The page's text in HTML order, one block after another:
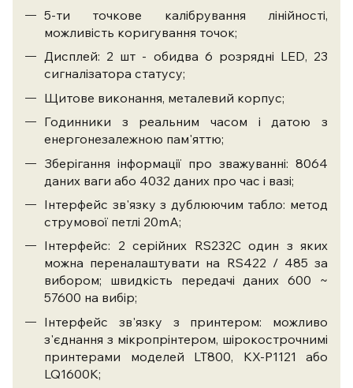
5-ти точкове калібрування лінійності,
можливість коригування точок;
Дисплей: 2 шт - обидва 6 розрядні LED, 23
сигналізатора статусу;
Щитове виконання, металевий корпус;
Годинники з реальним часом і датою з
енергонезалежною пам'яттю;
Зберігання інформації про зважуванні: 8064
даних ваги або 4032 даних про час і вазі;
Інтерфейс зв'язку з дублюючим табло: метод
струмової петлі 20mA;
Інтерфейс: 2 серійних RS232C один з яких
можна переналаштувати на RS422 / 485 за
вибором; швидкість передачі даних 600 ~
57600 на вибір;
Інтерфейс зв'язку з принтером: можливо
з'єднання з мікропрінтером, шірокострочнимі
принтерами моделей LT800, KX-P1121 або
LQ1600K;